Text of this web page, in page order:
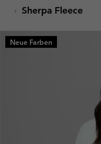
SKIP
MAIN
NAV
Sherpa Fleece
Neue Farben